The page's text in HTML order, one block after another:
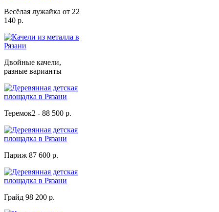
Весёлая лужайка от 22
140 р.
Двойные качели,
разные варианты
Теремок2 - 88 500 р.
Париж 87 600 р.
Грайд 98 200 р.